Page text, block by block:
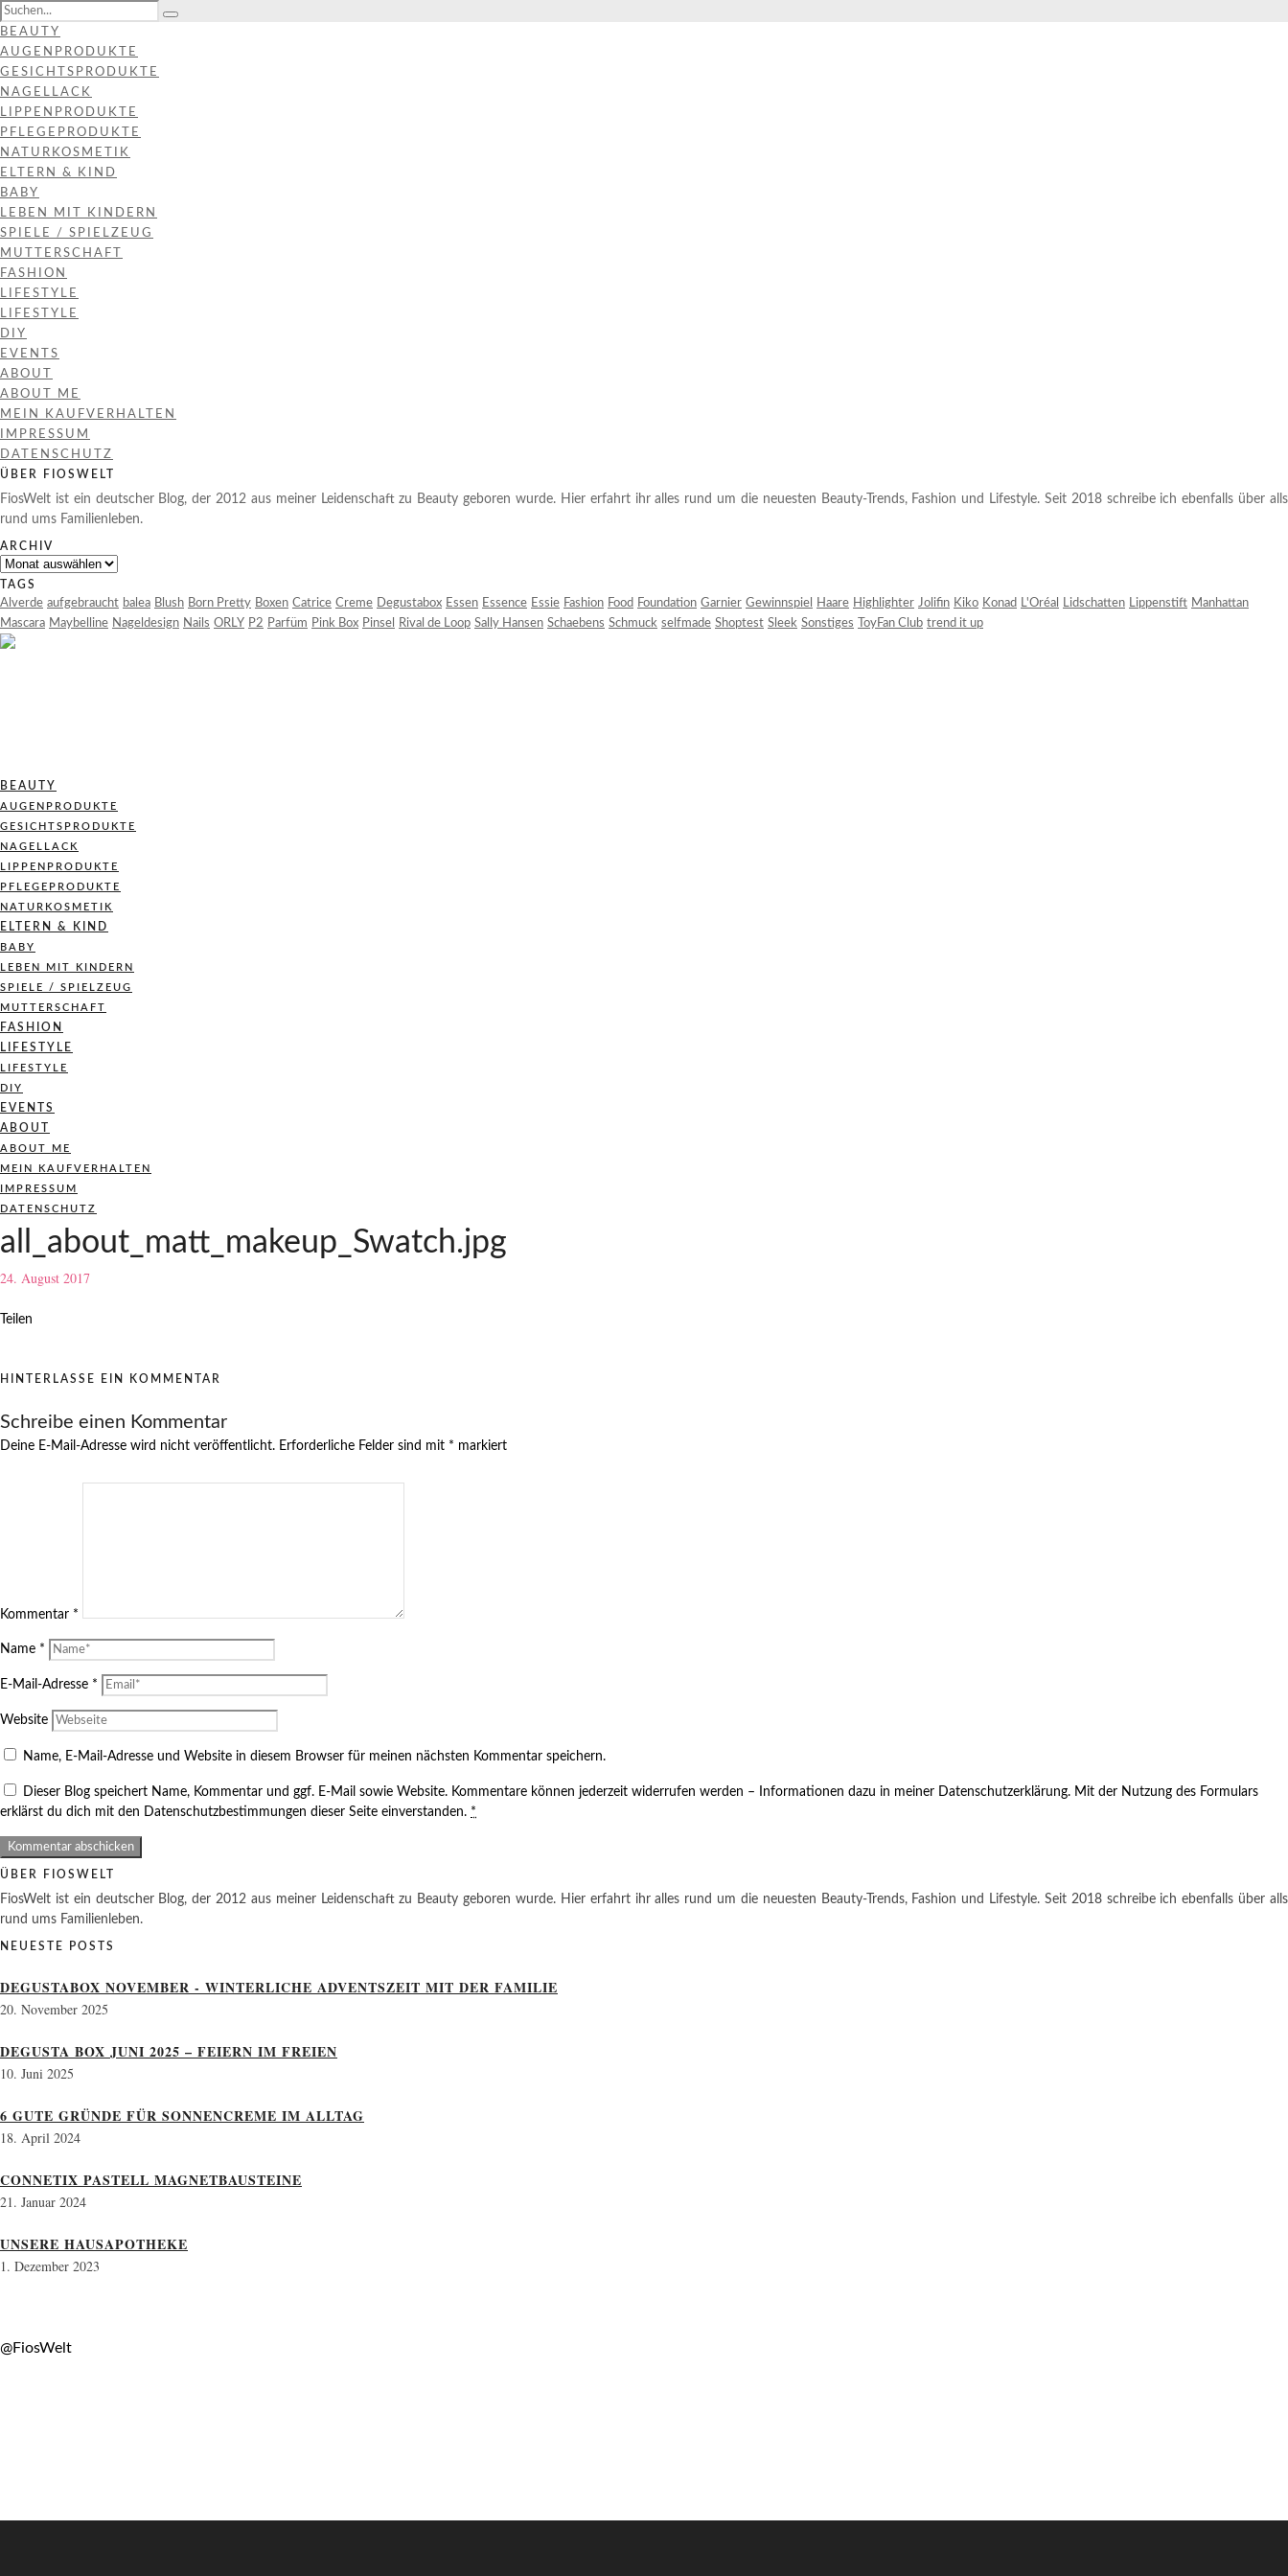
BEAUTY
AUGENPRODUKTE
GESICHTSPRODUKTE
NAGELLACK
LIPPENPRODUKTE
PFLEGEPRODUKTE
NATURKOSMETIK
ELTERN & KIND
BABY
LEBEN MIT KINDERN
SPIELE / SPIELZEUG
MUTTERSCHAFT
FASHION
LIFESTYLE
LIFESTYLE
DIY
EVENTS
ABOUT
ABOUT ME
MEIN KAUFVERHALTEN
IMPRESSUM
DATENSCHUTZ
ÜBER FIOSWELT
FiosWelt ist ein deutscher Blog, der 2012 aus meiner Leidenschaft zu Beauty geboren wurde. Hier erfahrt ihr alles rund um die neuesten Beauty-Trends, Fashion und Lifestyle. Seit 2018 schreibe ich ebenfalls über alls
rund ums Familienleben.
ARCHIV
Archiv
TAGS
Alverde aufgebraucht balea Blush Born Pretty Boxen Catrice Creme Degustabox Essen Essence Essie Fashion Food Foundation Garnier Gewinnspiel Haare Highlighter Jolifin Kiko Konad L'Oréal Lidschatten Lippenstift Manhattan
Mascara Maybelline Nageldesign Nails ORLY P2 Parfüm Pink Box Pinsel Rival de Loop Sally Hansen Schaebens Schmuck selfmade Shoptest Sleek Sonstiges ToyFan Club trend it up
BEAUTY
AUGENPRODUKTE
GESICHTSPRODUKTE
NAGELLACK
LIPPENPRODUKTE
PFLEGEPRODUKTE
NATURKOSMETIK
ELTERN & KIND
BABY
LEBEN MIT KINDERN
SPIELE / SPIELZEUG
MUTTERSCHAFT
FASHION
LIFESTYLE
LIFESTYLE
DIY
EVENTS
ABOUT
ABOUT ME
MEIN KAUFVERHALTEN
IMPRESSUM
DATENSCHUTZ
all_about_matt_makeup_Swatch.jpg
24. August 2017
Teilen
HINTERLASSE EIN KOMMENTAR
Schreibe einen Kommentar
Deine E-Mail-Adresse wird nicht veröffentlicht. Erforderliche Felder sind mit * markiert
Kommentar *
Name *
E-Mail-Adresse *
Website
Name, E-Mail-Adresse und Website in diesem Browser für meinen nächsten Kommentar speichern.
Dieser Blog speichert Name, Kommentar und ggf. E-Mail sowie Website. Kommentare können jederzeit widerrufen werden – Informationen dazu in meiner Datenschutzerklärung. Mit der Nutzung des Formulars
erklärst du dich mit den Datenschutzbestimmungen dieser Seite einverstanden. *
ÜBER FIOSWELT
FiosWelt ist ein deutscher Blog, der 2012 aus meiner Leidenschaft zu Beauty geboren wurde. Hier erfahrt ihr alles rund um die neuesten Beauty-Trends, Fashion und Lifestyle. Seit 2018 schreibe ich ebenfalls über alls
rund ums Familienleben.
NEUESTE POSTS
DEGUSTABOX NOVEMBER - WINTERLICHE ADVENTSZEIT MIT DER FAMILIE
20. November 2025
DEGUSTA BOX JUNI 2025 – FEIERN IM FREIEN
10. Juni 2025
6 GUTE GRÜNDE FÜR SONNENCREME IM ALLTAG
18. April 2024
CONNETIX PASTELL MAGNETBAUSTEINE
21. Januar 2024
UNSERE HAUSAPOTHEKE
1. Dezember 2023
@FiosWelt